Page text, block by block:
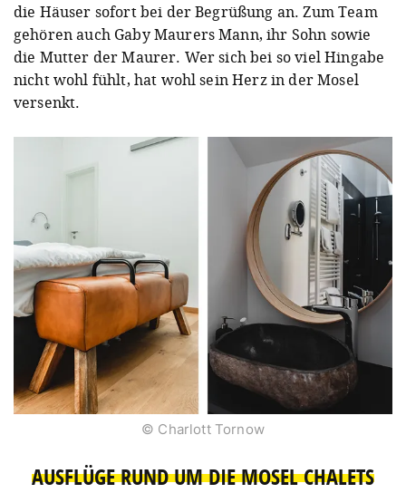
die Häuser sofort bei der Begrüßung an. Zum Team
gehören auch Gaby Maurers Mann, ihr Sohn sowie
die Mutter der Maurer. Wer sich bei so viel Hingabe
nicht wohl fühlt, hat wohl sein Herz in der Mosel
versenkt.
© Charlott Tornow
AUSFLÜGE RUND UM DIE MOSEL CHALETS